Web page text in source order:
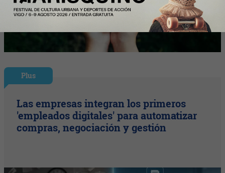
Plus
Las empresas integran los primeros
'empleados digitales' para automatizar
compras, negociación y gestión